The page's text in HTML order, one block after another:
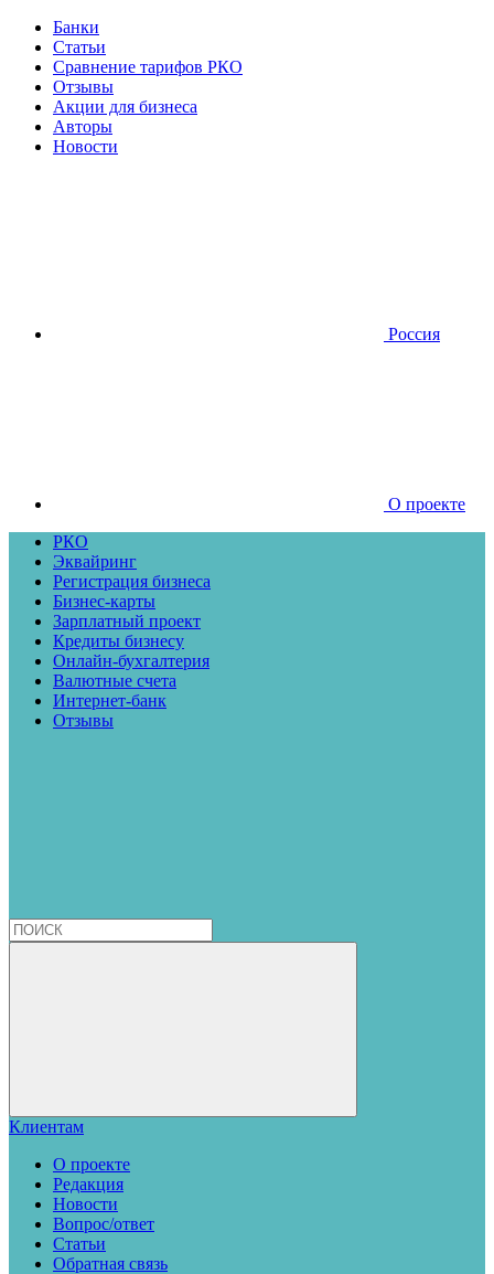
Банки
Статьи
Сравнение тарифов РКО
Отзывы
Акции для бизнеса
Авторы
Новости
Россия
О проекте
РКО
Эквайринг
Регистрация бизнеса
Бизнес-карты
Зарплатный проект
Кредиты бизнесу
Онлайн-бухгалтерия
Валютные счета
Интернет-банк
Отзывы
Клиентам
О проекте
Редакция
Новости
Вопрос/ответ
Статьи
Обратная связь